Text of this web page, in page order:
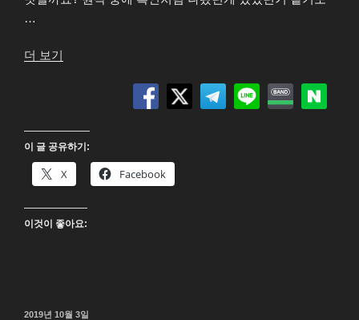
…
더 보기
(The
Batman)
4K
UHD
Blu-
ray”
이 글 공유하기:
X Facebook
이것이 좋아요:
작
2019년 10월 3일